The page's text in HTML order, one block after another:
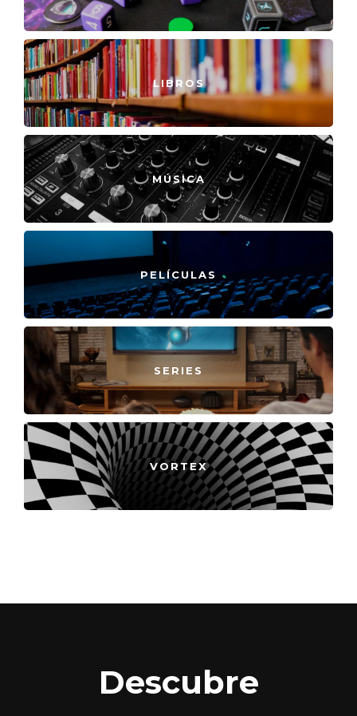
LIBROS
MÚSICA
PELÍCULAS
SERIES
VORTEX
Descubre